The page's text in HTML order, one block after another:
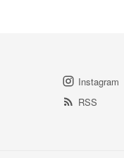
Instagram
RSS